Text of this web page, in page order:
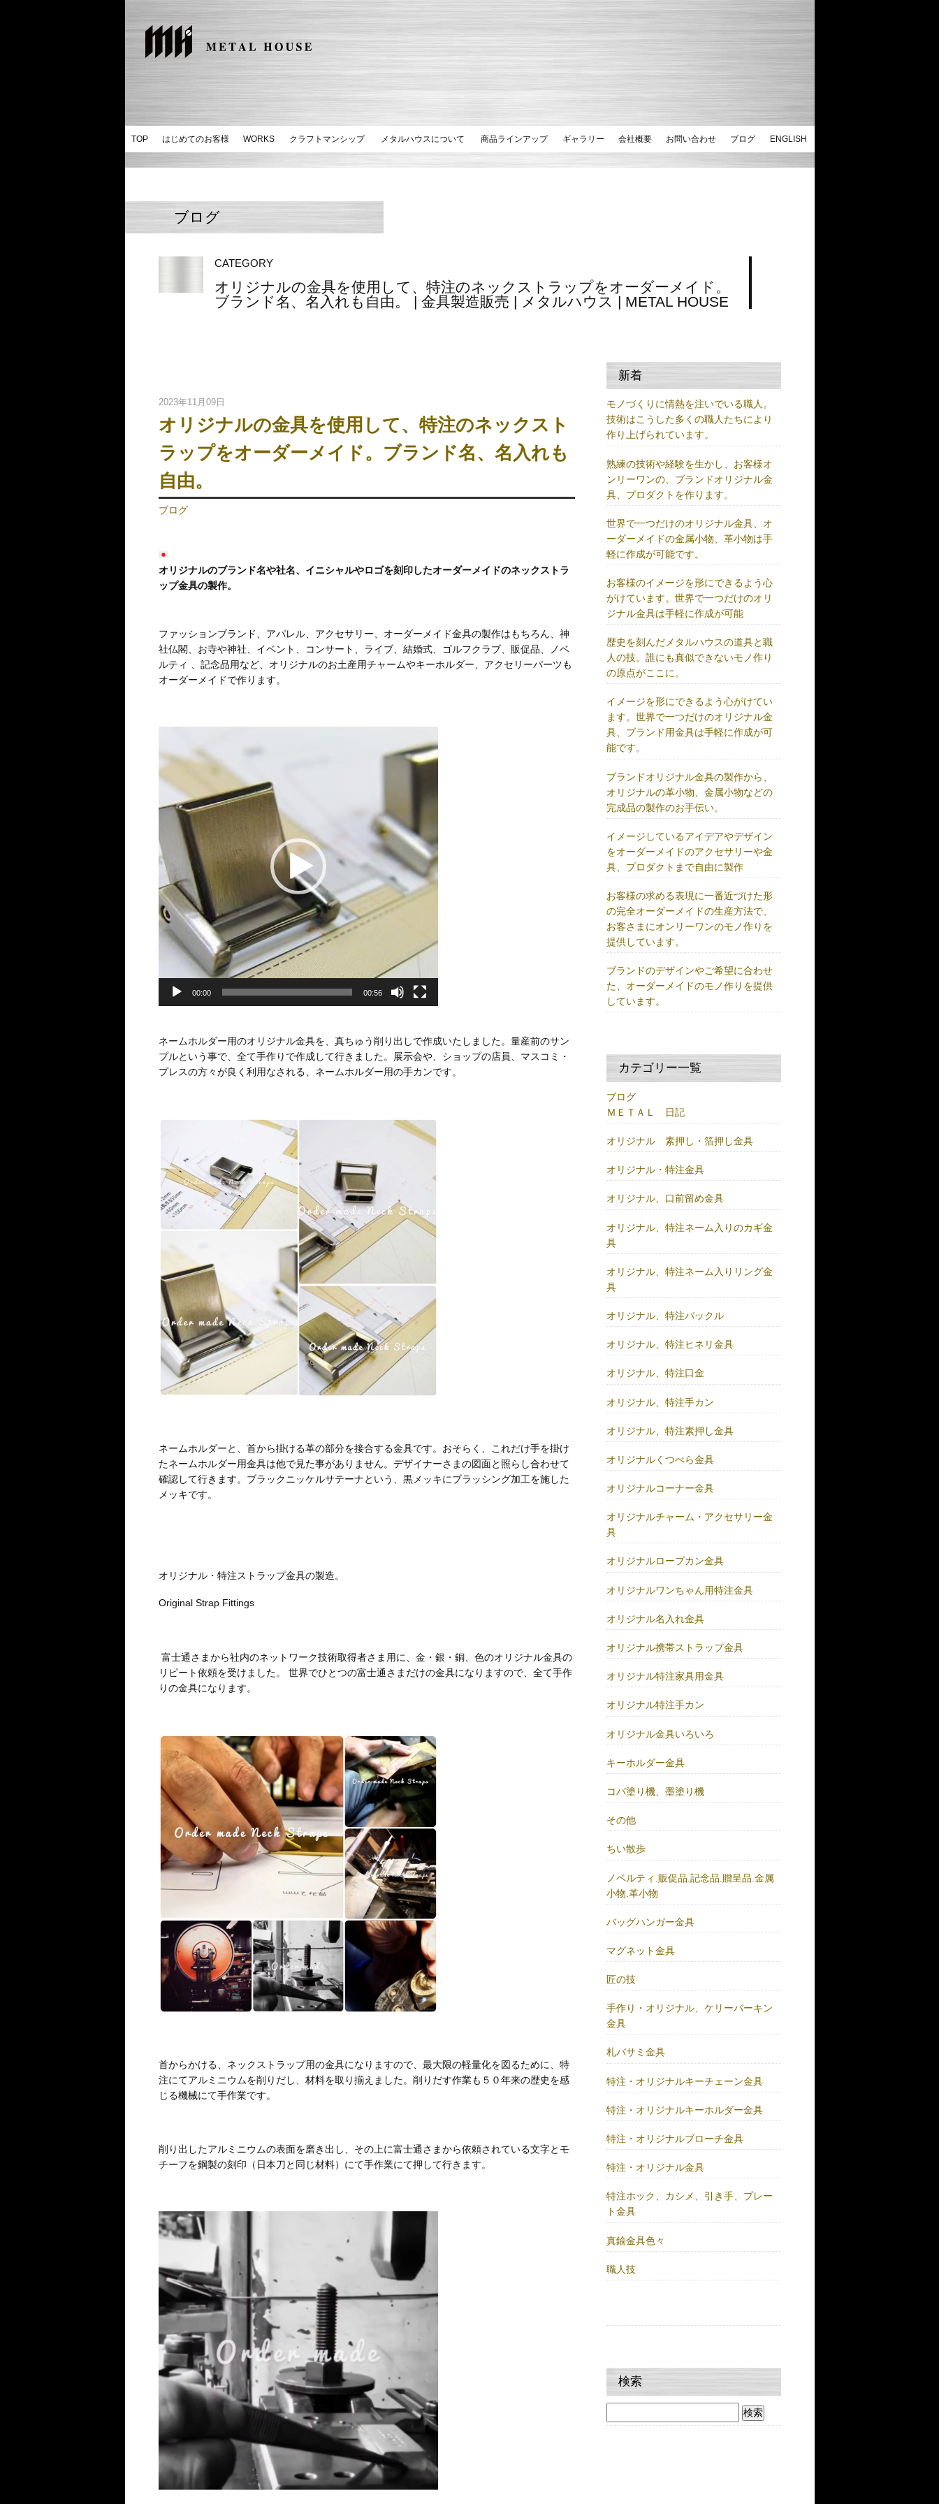
TOP はじめてのお客様 WORKS クラフトマンシップ メタルハウスについて 商品ラインアップ ギャラリー 会社概要 お問い合わせ ブログ ENGLISH
ブログ
CATEGORY
オリジナルの金具を使用して、特注のネックストラップをオーダーメイド。
ブランド名、名入れも自由。 | 金具製造販売 | メタルハウス | METAL HOUSE
2023年11月09日
オリジナルの金具を使用して、特注のネックスト
ラップをオーダーメイド。ブランド名、名入れも
自由。
ブログ
オリジナルのブランド名や社名、イニシャルやロゴを刻印したオーダーメイドのネックストラ
ップ金具の製作。
ファッションブランド、アパレル、アクセサリー、オーダーメイド金具の製作はもちろん、神
社仏閣、お寺や神社、イベント、コンサート、ライブ、結婚式、ゴルフクラブ、販促品、ノベ
ルティ 、記念品用など、オリジナルのお土産用チャームやキーホルダー、アクセリーパーツも
オーダーメイドで作ります。
レ
ヤ
00:00 00:56
ネームホルダー用のオリジナル金具を、真ちゅう削り出しで作成いたしました。量産前のサン
プルという事で、全て手作りで作成して行きました。展示会や、ショップの店員、マスコミ・
プレスの方々が良く利用なされる、ネームホルダー用の手カンです。
ネームホルダーと、首から掛ける革の部分を接合する金具です。おそらく、これだけ手を掛け
たネームホルダー用金具は他で見た事がありません。デザイナーさまの図面と照らし合わせて
確認して行きます。ブラックニッケルサテーナという、黒メッキにブラッシング加工を施した
メッキです。
オリジナル・特注ストラップ金具の製造。
Original Strap Fittings
富士通さまから社内のネットワーク技術取得者さま用に、金・銀・銅、色のオリジナル金具の
リピート依頼を受けました。 世界でひとつの富士通さまだけの金具になりますので、全て手作
りの金具になります。
首からかける、ネックストラップ用の金具になりますので、最大限の軽量化を図るために、特
注にてアルミニウムを削りだし、材料を取り揃えました。削りだす作業も５０年来の歴史を感
じる機械にて手作業です。
削り出したアルミニウムの表面を磨き出し、その上に富士通さまから依頼されている文字とモ
チーフを鋼製の刻印（日本刀と同じ材料）にて手作業にて押して行きます。
新着
モノづくりに情熱を注いでいる職人。
技術はこうした多くの職人たちにより
作り上げられています。
熟練の技術や経験を生かし、お客様オ
ンリーワンの、ブランドオリジナル金
具、プロダクトを作ります。
世界で一つだけのオリジナル金具、オ
ーダーメイドの金属小物、革小物は手
軽に作成が可能です。
お客様のイメージを形にできるよう心
がけています。世界で一つだけのオリ
ジナル金具は手軽に作成が可能
歴史を刻んだメタルハウスの道具と職
人の技。誰にも真似できないモノ作り
の原点がここに。
イメージを形にできるよう心がけてい
ます。世界で一つだけのオリジナル金
具、ブランド用金具は手軽に作成が可
能です。
ブランドオリジナル金具の製作から、
オリジナルの革小物、金属小物などの
完成品の製作のお手伝い。
イメージしているアイデアやデザイン
をオーダーメイドのアクセサリーや金
具、プロダクトまで自由に製作
お客様の求める表現に一番近づけた形
の完全オーダーメイドの生産方法で、
お客さまにオンリーワンのモノ作りを
提供しています。
ブランドのデザインやご希望に合わせ
た、オーダーメイドのモノ作りを提供
しています。
カテゴリー一覧
ブログ
ＭＥＴＡＬ 日記
オリジナル 素押し・箔押し金具
オリジナル・特注金具
オリジナル、口前留め金具
オリジナル、特注ネーム入りのカギ金
具
オリジナル、特注ネーム入りリング金
具
オリジナル、特注バックル
オリジナル、特注ヒネリ金具
オリジナル、特注口金
オリジナル、特注手カン
オリジナル、特注素押し金具
オリジナルくつべら金具
オリジナルコーナー金具
オリジナルチャーム・アクセサリー金
具
オリジナルロープカン金具
オリジナルワンちゃん用特注金具
オリジナル名入れ金具
オリジナル携帯ストラップ金具
オリジナル特注家具用金具
オリジナル特注手カン
オリジナル金具いろいろ
キーホルダー金具
コバ塗り機、墨塗り機
その他
ちい散歩
ノベルティ.販促品.記念品.贈呈品.金属
小物.革小物
バッグハンガー金具
マグネット金具
匠の技
手作り・オリジナル、ケリーバーキン
金具
札バサミ金具
特注・オリジナルキーチェーン金具
特注・オリジナルキーホルダー金具
特注・オリジナルブローチ金具
特注・オリジナル金具
特注ホック、カシメ、引き手、プレー
ト金具
真鍮金具色々
職人技
検索
索: